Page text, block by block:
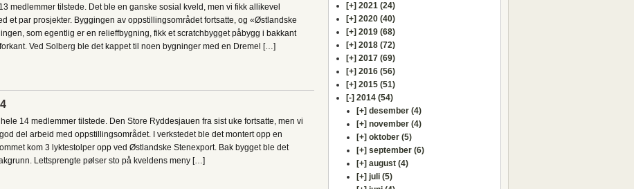
medlemmer tilstede. Det ble en ganske sosial kveld, men vi fikk allikevel
et par prosjekter. Byggingen av oppstillingsområdet fortsatte, og «Østlandske
som egentlig er en relieffbygning, fikk et scratchbygget påbygg i bakkant
Ved Solberg ble det kappet til noen bygninger med en Dremel […]
14 medlemmer tilstede. Den Store Ryddesjauen fra sist uke fortsatte, men vi
del arbeid med oppstillingsområdet. I verkstedet ble det montert opp en
kom 3 lyktestolper opp ved Østlandske Stenexport. Bak bygget ble det
Lettsprengte pølser sto på kveldens meny […]
[+] 2021 (24)
[+] 2020 (40)
[+] 2019 (68)
[+] 2018 (72)
[+] 2017 (69)
[+] 2016 (56)
[+] 2015 (51)
[-] 2014 (54)
[+] desember (4)
[+] november (4)
[+] oktober (5)
[+] september (6)
[+] august (4)
[+] juli (5)